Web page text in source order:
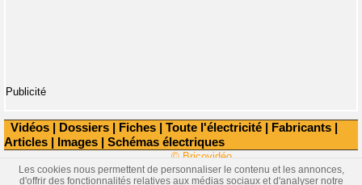
Vidéos | Dossiers | Fiches | Toute l'électricité | Fabricants |
Articles | Images | Schémas électriques
Publicité
© Bricovidéo
Les cookies nous permettent de personnaliser le contenu et les annonces,
d'offrir des fonctionnalités relatives aux médias sociaux et d'analyser notre